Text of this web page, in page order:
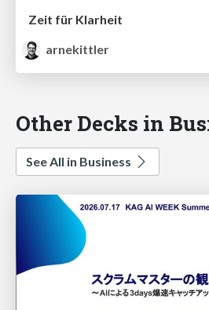
Zeit für Klarheit
arnekittler
Other Decks in
See All in Business